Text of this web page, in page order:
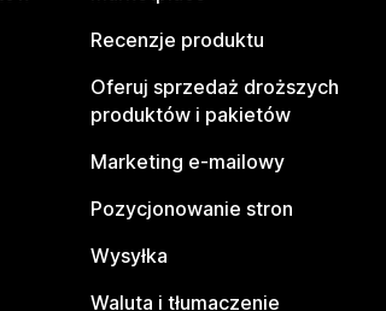
Recenzje produktu
Oferuj sprzedaż droższych
produktów i pakietów
Marketing e-mailowy
Pozycjonowanie stron
Wysyłka
Waluta i tłumaczenie